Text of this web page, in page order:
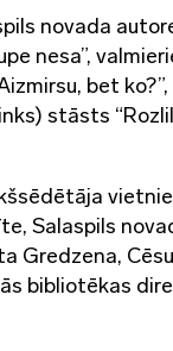
novada
nesa”,
bet
stāsts
Salaspils
Gredzena,
bibliotēkas